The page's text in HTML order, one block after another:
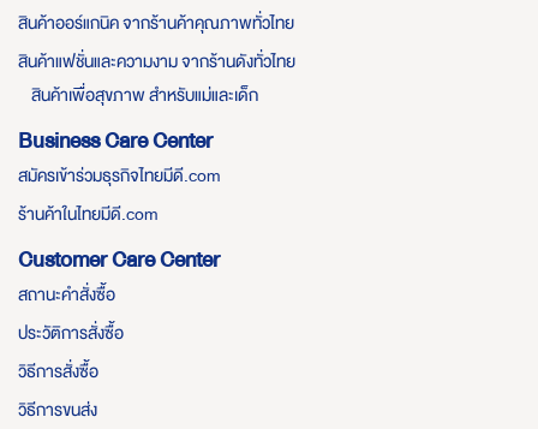
สินค้าออร์แกนิค จากร้านค้าคุณภาพทั่วไทย
สินค้าแฟชั่นและความงาม จากร้านดังทั่วไทย
สินค้าเพื่อสุขภาพ สำหรับแม่และเด็ก
Business Care Center
สมัครเข้าร่วมธุรกิจไทยมีดี.com
ร้านค้าในไทยมีดี.com
Customer Care Center
สถานะคำสั่งซื้อ
ประวัติการสั่งซื้อ
วิธีการสั่งซื้อ
วิธีการขนส่ง